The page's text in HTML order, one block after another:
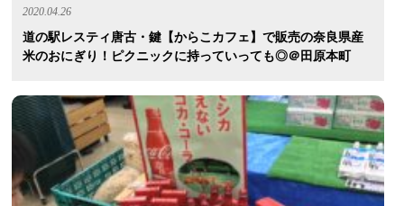
2020.04.26
道の駅レスティ唐古・鍵【からこカフェ】で販売の奈良県産
米のおにぎり！ピクニックに持っていっても◎＠田原本町